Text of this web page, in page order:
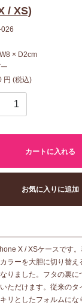
/ XS)
026
× D2cm
円 (税込)
カートに入れる
お気に入りに追加
X / XSケースです
ラーを大胆に切り替
りました。フタの裏に
ただけます。従来の
リとしたフォルムに